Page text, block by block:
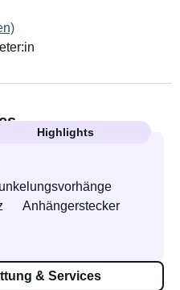
Highlights
Anhängerstecker
& Services